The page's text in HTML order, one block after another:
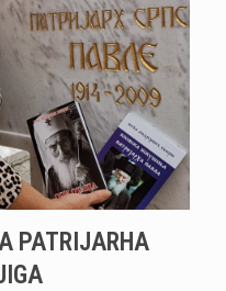
PATRIJARHA